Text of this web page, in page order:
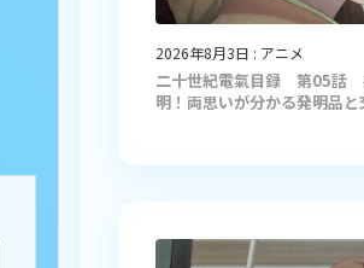
2026年8月3日 : アニメ
二十世紀電氣目録 第05話
明！両思いが分かる発明品